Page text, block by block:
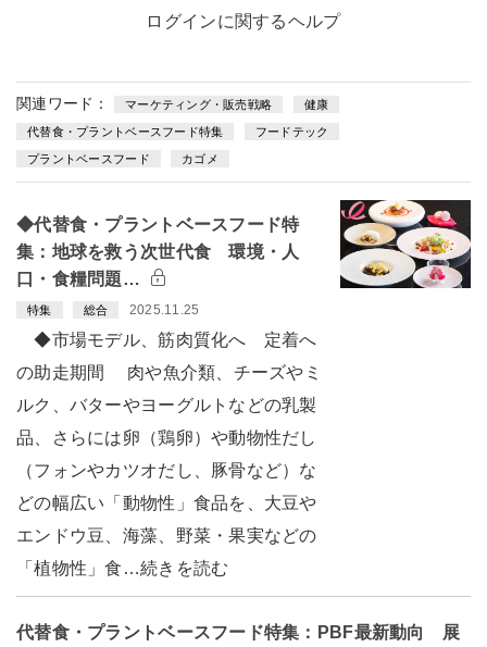
ログインに関するヘルプ
関連ワード： マーケティング・販売戦略 健康
代替食・プラントベースフード特集 フードテック
プラントベースフード カゴメ
◆代替食・プラントベースフード特
集：地球を救う次世代食 環境・人
口・食糧問題…
特集 総合 2025.11.25
◆市場モデル、筋肉質化へ 定着へ
の助走期間 肉や魚介類、チーズやミ
ルク、バターやヨーグルトなどの乳製
品、さらには卵（鶏卵）や動物性だし
（フォンやカツオだし、豚骨など）な
どの幅広い「動物性」食品を、大豆や
エンドウ豆、海藻、野菜・果実などの
「植物性」食…続きを読む
代替食・プラントベースフード特集：PBF最新動向 展